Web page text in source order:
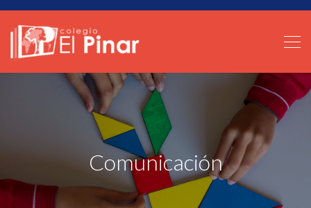
Comunicación